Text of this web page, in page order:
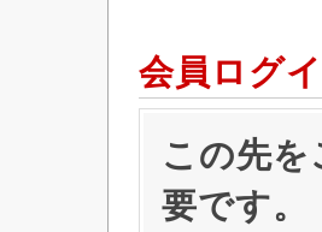
会員ログ
この先
要です。